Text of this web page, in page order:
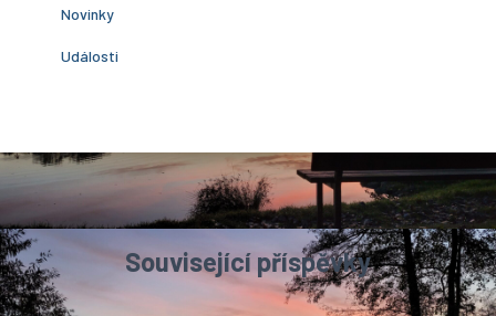
Novinky
Události
Související příspěvky